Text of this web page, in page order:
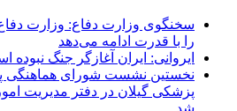
سخنگوی وزارت دفاع: وزارت
را با قدرت ادامه می‌دهد
ایروانی: ایران آغازگر جنگ نبوده
نخستین نشست شورای هماهنگی
پزشکی گیلان در دفتر مدیریت
شد